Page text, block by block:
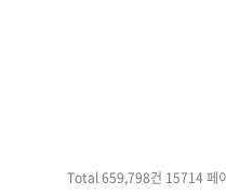
Total 659,798건 15714 페